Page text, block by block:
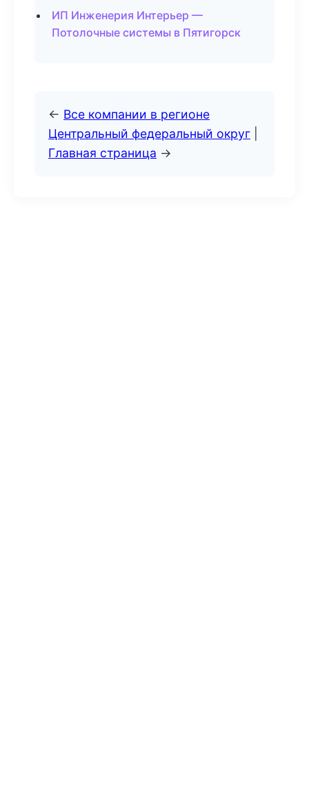
ИП Инженерия Интерьер —
Потолочные системы в Пятигорск
← Все компании в регионе
Центральный федеральный округ
Главная страница →